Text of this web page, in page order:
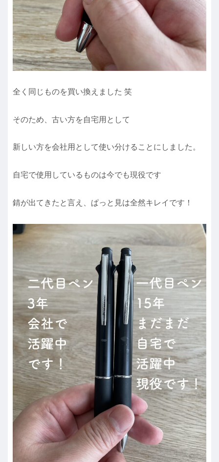
全く同じものを買い換えました 笑
そのため、古い方を自宅用として
新しい方を会社用として使い分けることにしました。
自宅で使用しているものは今でも現役です
錆が出てきたと言え、ぱっと見は全然キレイです！